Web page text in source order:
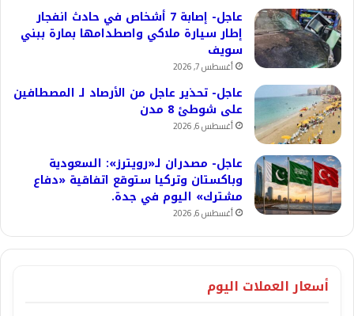
عاجل- إصابة 7 أشخاص في حادث انفجار
إطار سيارة ملاكي واصطدامها بمارة ببني
سويف
أغسطس 7, 2026
عاجل- تحذير عاجل من الأرصاد لـ المصطافين
على شوطئ 8 مدن
أغسطس 6, 2026
عاجل- مصدران لـ«رويترز»: السعودية
وباكستان وتركيا ستوقع اتفاقية «دفاع
مشترك» اليوم في جدة.
أغسطس 6, 2026
أسعار العملات اليوم